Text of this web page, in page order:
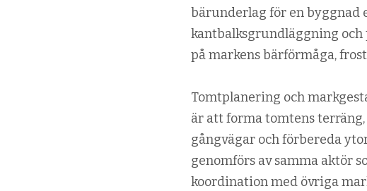
bärunderlag för en byggnad
kantbalksgrundläggning och
på markens bärförmåga,
Tomtplanering och
är att forma tomtens
gångvägar och förbereda
genomförs av samma aktör
koordination med övriga